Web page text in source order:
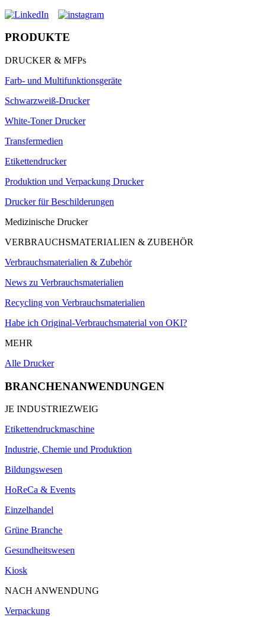
PRODUKTE
DRUCKER & MFPs
Farb- und Multifunktionsgeräte
Schwarzweiß-Drucker
White-Toner Drucker
Transfermedien
Etikettendrucker
Produktion und Verpackung Drucker
Drucker für Beschilderungen
Medizinische Drucker
VERBRAUCHSMATERIALIEN & ZUBEHÖR
Verbrauchsmaterialien & Zubehör
News zu Verbrauchsmaterialien
Recycling von Verbrauchsmaterialien
Habe ich Original-Verbrauchsmaterial von OKI?
MEHR
Alle Drucker
BRANCHENANWENDUNGEN
JE INDUSTRIEZWEIG
Etikettendruckmaschine
Industrie, Chemie und Produktion
Bildungswesen
HoReCa & Events
Einzelhandel
Grüne Branche
Gesundheitswesen
Kiosk
NACH ANWENDUNG
Verpackung